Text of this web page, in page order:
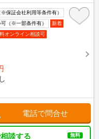
保証会社利用等条件有）
（※一部条件有）
新着
オンライン相談可
電話で問合せ
談する 無料